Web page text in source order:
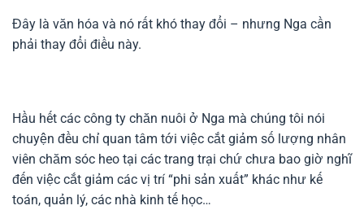
Đây là văn hóa và nó rất khó thay đổi – nhưng Nga cần
phải thay đổi điều này.
Hầu hết các công ty chăn nuôi ở Nga mà chúng tôi nói
chuyện đều chỉ quan tâm tới việc cắt giảm số lượng nhân
viên chăm sóc heo tại các trang trại chứ chưa bao giờ nghĩ
đến việc cắt giảm các vị trí “phi sản xuất” khác như kế
toán, quản lý, các nhà kinh tế học…